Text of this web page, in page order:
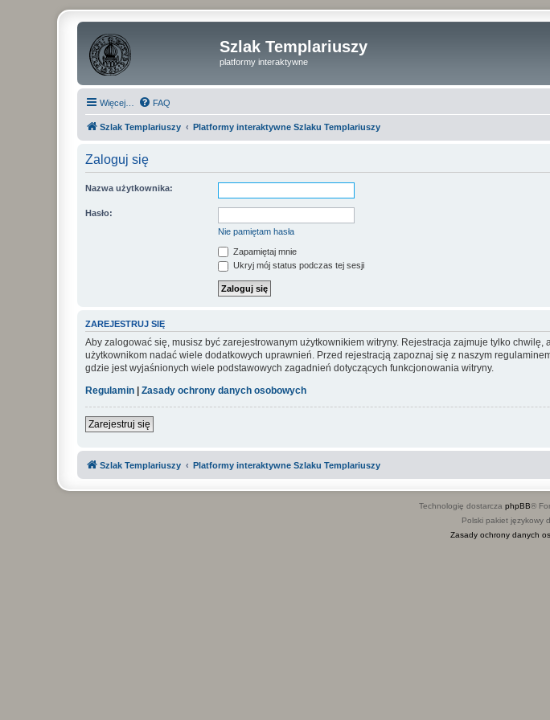
Szlak Templariuszy
platformy interaktywne
Więcej… FAQ
Szlak Templariuszy Platformy interaktywne Szlaku Templariuszy
Zaloguj się
Nazwa użytkownika:
Hasło:
Nie pamiętam hasła
Zapamiętaj mnie
Ukryj mój status podczas tej sesji
ZAREJESTRUJ SIĘ
Aby zalogować się, musisz być zarejestrowanym użytkownikiem witryny. Rejestracja zajmuje tylko
użytkownikom nadać wiele dodatkowych uprawnień. Przed rejestracją zapoznaj się z naszym
gdzie jest wyjaśnionych wiele podstawowych zagadnień dotyczących funkcjonowania witryny.
Regulamin
Zasady ochrony danych osobowych
Zarejestruj się
Szlak Templariuszy Platformy interaktywne Szlaku Templariuszy
Technologię dostarcza phpBB®
Polski pakiet językowy
Zasady ochrony danych